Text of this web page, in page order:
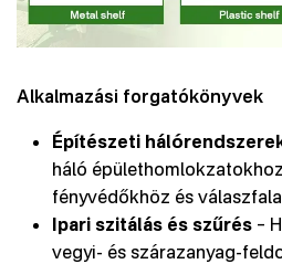
Alkalmazási forgatókönyvek
Építészeti
háló
fényvédőkhöz és
Ipari szitálás és szűrés –
vegyi- és szárazanyag-